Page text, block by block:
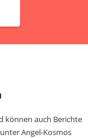
können auch Berichte
Angel-Kosmos